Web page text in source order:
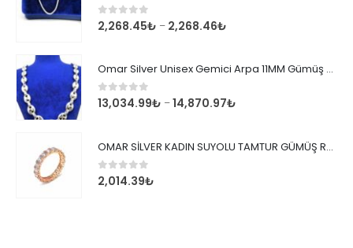
0 out of 5
2,268.45₺ – 2,268.46₺
Omar Silver Unisex Gemici Arpa 11MM Gümüş Kolye Zincir
0out of 5
13,034.99₺ –14,870.97₺
OMAR SİLVER KADIN SUYOLU TAMTUR GÜMÜŞ ROSE YÜZÜK SU YOLU TAMTUR YÜZÜK Omr8149
0 out of 5
2,014.39₺